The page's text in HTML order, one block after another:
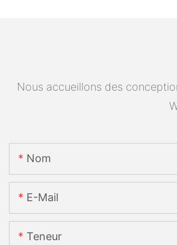
Nous accueillons des
Nom
E-Mail
Teneur